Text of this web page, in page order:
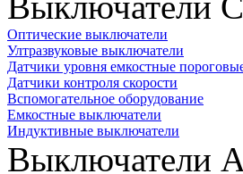
Оптические выключатели
Ултразвуковые выключатели
Датчики уровня емкостные
Датчики контроля скорости
Вспомогательное оборудование
Емкостные выключатели
Индуктивные выключатели
Выключатели